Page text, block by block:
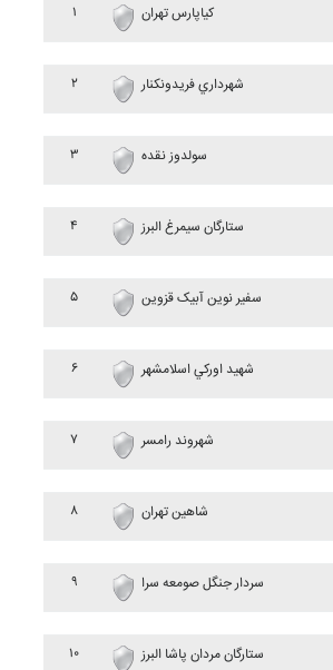
۱ کياپارس تهران
۲ شهرداري فريدونکنار
۳ سولدوز نقده
۴ ستارگان سيمرغ البرز
۵ سفير نوين آبيک قزوين
۶ شهيد اورکي اسلامشهر
۷ شهروند رامسر
۸ شاهين تهران
۹ سردار جنگل صومعه سرا
۱۰ ستارگان مردان پاشا البرز